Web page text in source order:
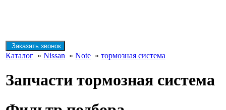
Заказать звонок
Каталог » Nissan » Note » тормозная система
Запчасти тормозная система